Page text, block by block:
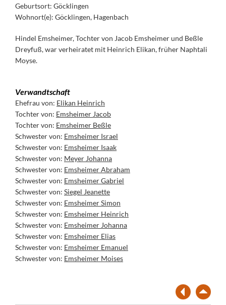
Geburtsort: Göcklingen
Wohnort(e): Göcklingen, Hagenbach
Hindel Emsheimer, Tochter von Jacob Emsheimer und Beßle
Dreyfuß, war verheiratet mit Heinrich Elikan, früher Naphtali
Moyse.
Verwandtschaft
Ehefrau von: Elikan Heinrich
Tochter von: Emsheimer Jacob
Tochter von: Emsheimer Beßle
Schwester von: Emsheimer Israel
Schwester von: Emsheimer Isaak
Schwester von: Meyer Johanna
Schwester von: Emsheimer Abraham
Schwester von: Emsheimer Gabriel
Schwester von: Siegel Jeanette
Schwester von: Emsheimer Simon
Schwester von: Emsheimer Heinrich
Schwester von: Emsheimer Johanna
Schwester von: Emsheimer Elias
Schwester von: Emsheimer Emanuel
Schwester von: Emsheimer Moises